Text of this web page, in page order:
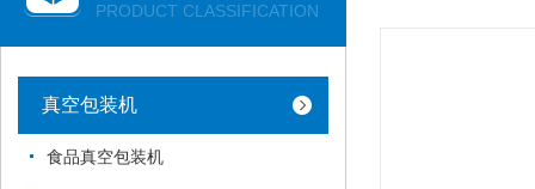
PRODUCT CLASSIFICATION
真空包装机
食品真空包装机